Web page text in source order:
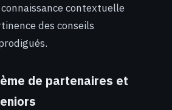
contextuelle
des conseils
de partenaires et